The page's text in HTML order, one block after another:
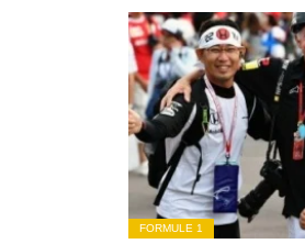
FORMULE 1